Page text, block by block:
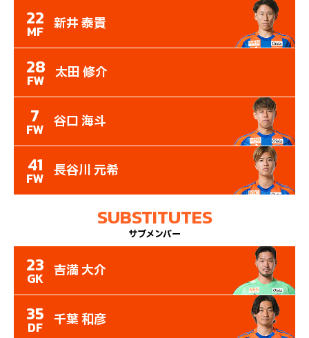
22
MF 新井 泰貴
28
FW 太田 修介
7
FW 谷口 海斗
41
FW 長谷川 元希
SUBSTITUTES
サブメンバー
23
GK 吉満 大介
35
DF 千葉 和彦